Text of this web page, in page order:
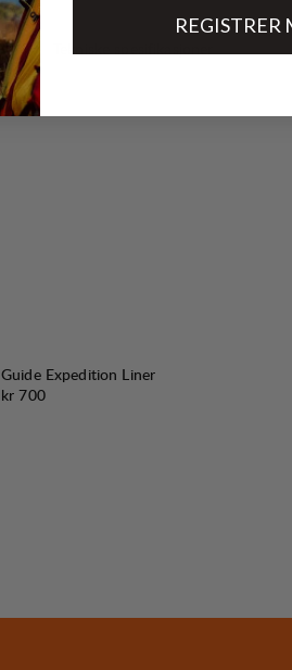
Guide Expedition Liner
Pris:
kr 700
REGISTRER